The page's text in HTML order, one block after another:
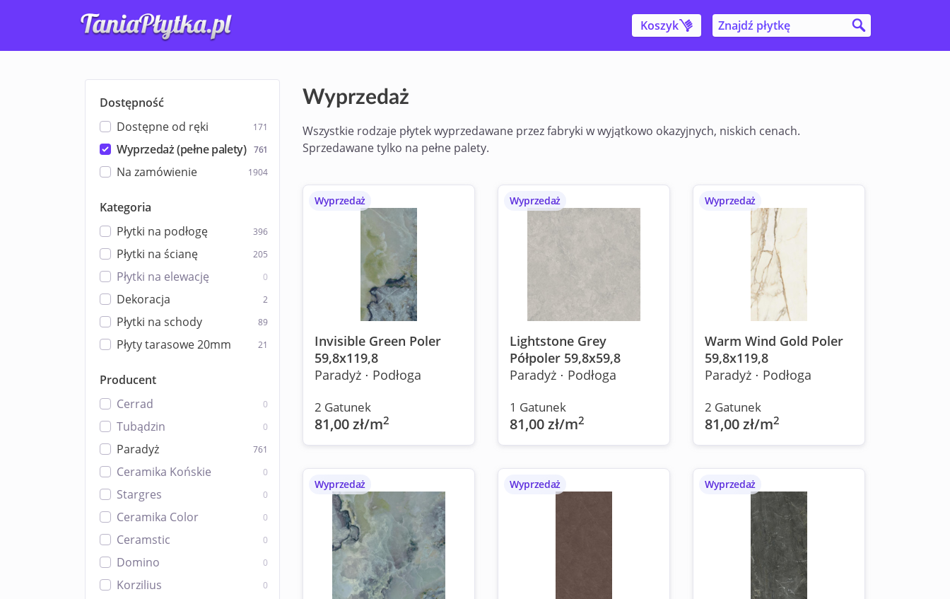
Koszyk
Dostępność
Dostępne od ręki
171
Wyprzedaż (pełne palety) 761
Na zamówienie 1904
Kategoria
Płytki na podłogę
396
Płytki na ścianę 205
Płytki na elewację 0
Dekoracja 2
Płytki na schody 89
Płyty tarasowe 20mm 21
Producent
Cerrad
0
Tubądzin 0
Paradyż 761
Ceramika Końskie 0
Stargres 0
Ceramika Color 0
Ceramstic 0
Domino 0
Korzilius 0
Wyprzedaż
Wszystkie rodzaje płytek wyprzedawane przez fabryki w wyjątkowo okazyjnych, niskich cenach.
Sprzedawane tylko na pełne palety.
Invisible Green Poler
59,8x119,8
Paradyż ⋅ Podłoga
2 Gatunek
81,00 zł/m2
Wyprzedaż
Lightstone Grey
Półpoler 59,8x59,8
Paradyż ⋅ Podłoga
1 Gatunek
81,00 zł/m2
Wyprzedaż
Warm Wind Gold Poler
59,8x119,8
Paradyż ⋅ Podłoga
2 Gatunek
81,00 zł/m2
Wyprzedaż
Wyprzedaż Wyprzedaż Wyprzedaż